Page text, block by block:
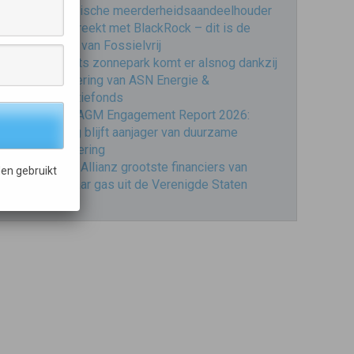
strategische meerderheidsaandeelhouder
PME breekt met BlackRock – dit is de
reactie van Fossielvrij
Brabants zonnepark komt er alsnog dankzij
financiering van ASN Energie &
Innovatiefonds
VBDO AGM Engagement Report 2026:
dialoog blijft aanjager van duurzame
verandering
ING en Allianz grootste financiers van
vloeibaar gas uit de Verenigde Staten
gebruikt